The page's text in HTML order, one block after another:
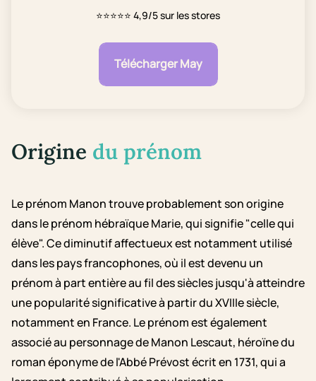
⭐⭐⭐⭐⭐ 4,9/5 sur les stores
Télécharger May
Origine du prénom
Le prénom Manon trouve probablement son origine
dans le prénom hébraïque Marie, qui signifie "celle qui
élève". Ce diminutif affectueux est notamment utilisé
dans les pays francophones, où il est devenu un
prénom à part entière au fil des siècles jusqu'à atteindre
une popularité significative à partir du XVIIIe siècle,
notamment en France. Le prénom est également
associé au personnage de Manon Lescaut, héroïne du
roman éponyme de l'Abbé Prévost écrit en 1731, qui a